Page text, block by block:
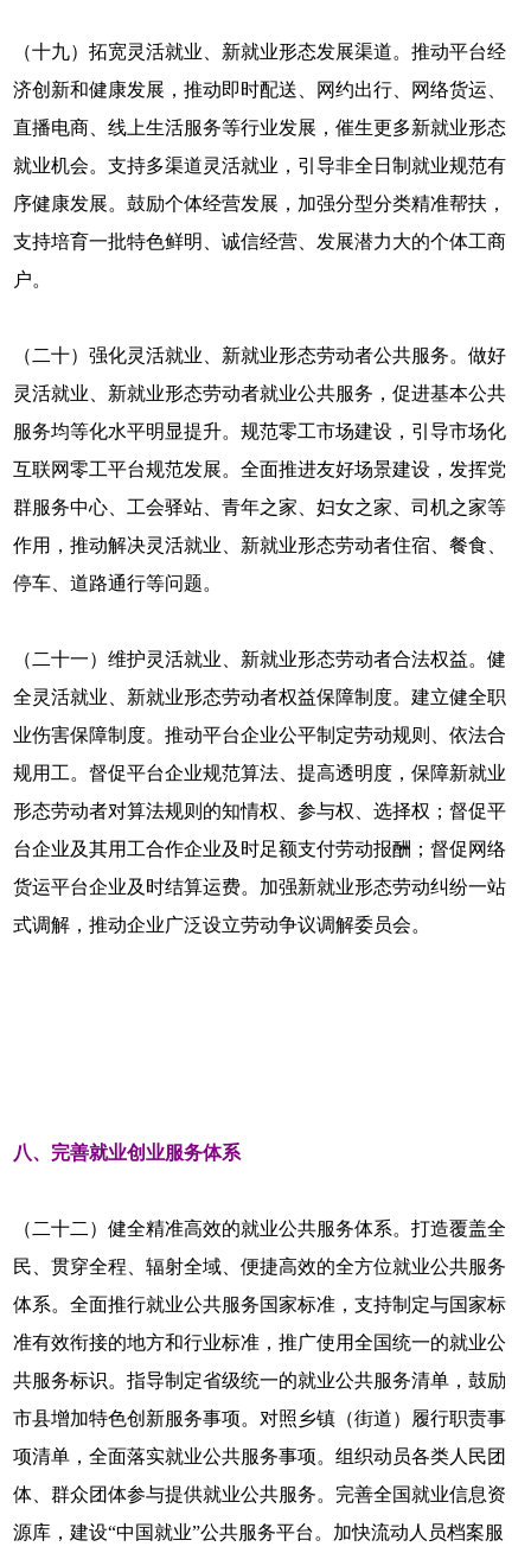
（十九）拓宽灵活就业、新就业形态发展渠道。推动平台经
济创新和健康发展，推动即时配送、网约出行、网络货运、
直播电商、线上生活服务等行业发展，催生更多新就业形态
就业机会。支持多渠道灵活就业，引导非全日制就业规范有
序健康发展。鼓励个体经营发展，加强分型分类精准帮扶，
支持培育一批特色鲜明、诚信经营、发展潜力大的个体工商
户。
（二十）强化灵活就业、新就业形态劳动者公共服务。做好
灵活就业、新就业形态劳动者就业公共服务，促进基本公共
服务均等化水平明显提升。规范零工市场建设，引导市场化
互联网零工平台规范发展。全面推进友好场景建设，发挥党
群服务中心、工会驿站、青年之家、妇女之家、司机之家等
作用，推动解决灵活就业、新就业形态劳动者住宿、餐食、
停车、道路通行等问题。
（二十一）维护灵活就业、新就业形态劳动者合法权益。健
全灵活就业、新就业形态劳动者权益保障制度。建立健全职
业伤害保障制度。推动平台企业公平制定劳动规则、依法合
规用工。督促平台企业规范算法、提高透明度，保障新就业
形态劳动者对算法规则的知情权、参与权、选择权；督促平
台企业及其用工合作企业及时足额支付劳动报酬；督促网络
货运平台企业及时结算运费。加强新就业形态劳动纠纷一站
式调解，推动企业广泛设立劳动争议调解委员会。
八、完善就业创业服务体系
（二十二）健全精准高效的就业公共服务体系。打造覆盖全
民、贯穿全程、辐射全域、便捷高效的全方位就业公共服务
体系。全面推行就业公共服务国家标准，支持制定与国家标
准有效衔接的地方和行业标准，推广使用全国统一的就业公
共服务标识。指导制定省级统一的就业公共服务清单，鼓励
市县增加特色创新服务事项。对照乡镇（街道）履行职责事
项清单，全面落实就业公共服务事项。组织动员各类人民团
体、群众团体参与提供就业公共服务。完善全国就业信息资
源库，建设“中国就业”公共服务平台。加快流动人员档案服